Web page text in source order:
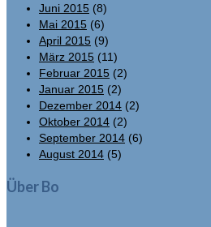
Juni 2015 (8)
Mai 2015 (6)
April 2015 (9)
März 2015 (11)
Februar 2015 (2)
Januar 2015 (2)
Dezember 2014 (2)
Oktober 2014 (2)
September 2014 (6)
August 2014 (5)
Über Bo